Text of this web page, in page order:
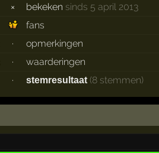
× bekeken sinds 5 april 2013
fans
·
opmerkingen
· waarderingen
· stemresultaat (8 stemmen)